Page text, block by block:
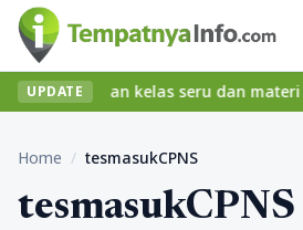
UPDATE
Temukan kelas seru dan materi
Home / tesmasukCPNS
tesmasukCPNS